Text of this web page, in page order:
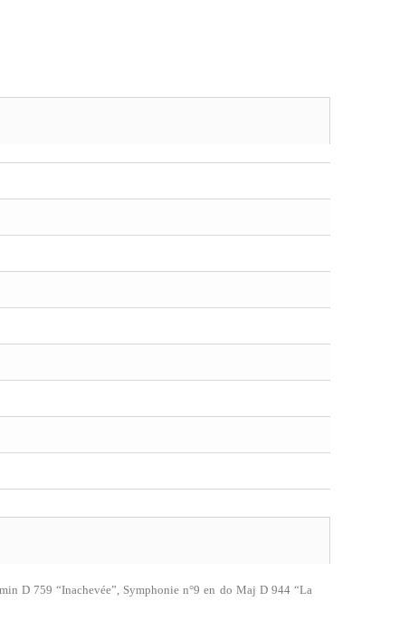
D 759 “Inachevée”, Symphonie n°9 en do Maj D 944 “La